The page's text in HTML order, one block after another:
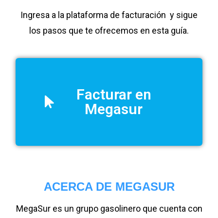
Ingresa a la plataforma de facturación y sigue
los pasos que te ofrecemos en esta guía.
Facturar en
Megasur
ACERCA DE MEGASUR
MegaSur es un grupo gasolinero que cuenta con